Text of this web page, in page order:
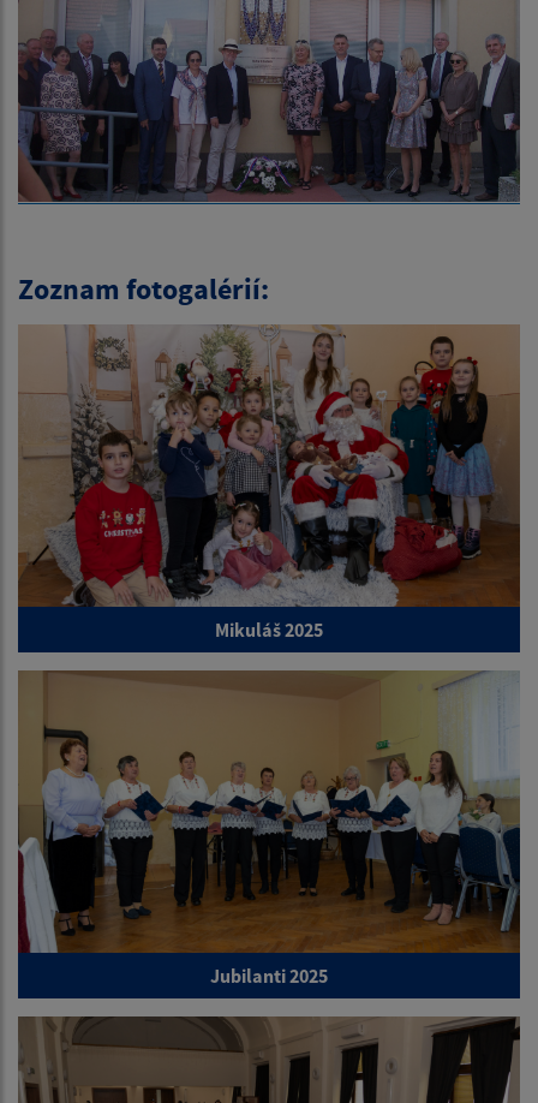
Zoznam fotogalérií:
Mikuláš 2025
Jubilanti 2025